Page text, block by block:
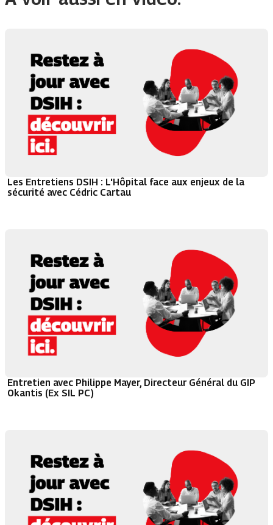
Les Entretiens DSIH : L'Hôpital face aux enjeux de la
sécurité avec Cédric Cartau
Entretien avec Philippe Mayer, Directeur Général du GIP
Okantis (Ex SIL PC)